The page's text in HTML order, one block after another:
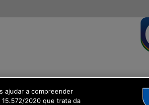
ajudar a compreender
2020 que trata da